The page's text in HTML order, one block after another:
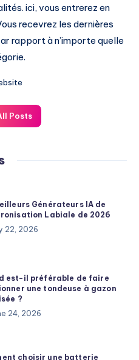
ici, vous entrerez en
recevrez les dernières
rapport à n’importe quelle
Posts
Générateurs IA de
Labiale de 2026
22, 2026
est-il préférable de faire
une tondeuse à gazon
?
24, 2026
choisir une batterie